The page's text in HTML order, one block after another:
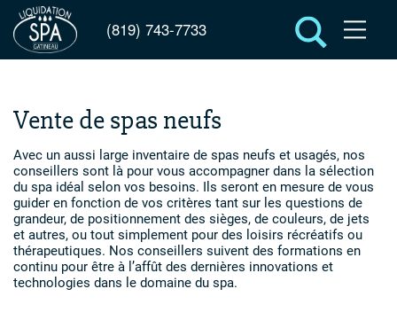
(819) 743-7733
Vente de spas neufs
Avec un aussi large inventaire de spas neufs et usagés, nos
conseillers sont là pour vous accompagner dans la sélection
du spa idéal selon vos besoins. Ils seront en mesure de vous
guider en fonction de vos critères tant sur les questions de
grandeur, de positionnement des sièges, de couleurs, de jets
et autres, ou tout simplement pour des loisirs récréatifs ou
thérapeutiques. Nos conseillers suivent des formations en
continu pour être à l’affût des dernières innovations et
technologies dans le domaine du spa.